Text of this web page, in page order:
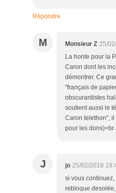
Répondre
M Monsieur Z 25/
La honte pour la
Caron dont les
démontrer. Ce
"français de
obscurantistes
soutient aussi le
Caron telethon",
pour les dons)<br
J jo 25/02/2018
si vous